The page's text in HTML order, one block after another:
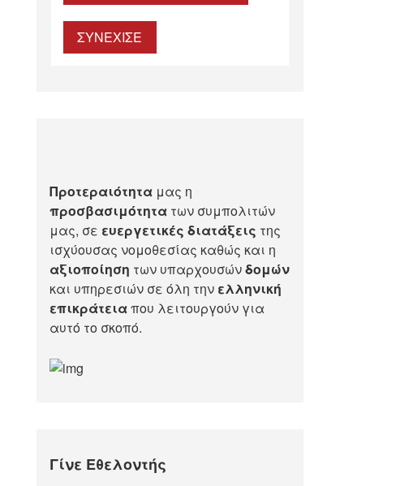
ΣΥΝΕΧΙΣΕ
Προτεραιότητα μας η
προσβασιμότητα των συμπολιτών
μας, σε ευεργετικές διατάξεις της
ισχύουσας νομοθεσίας καθώς και η
αξιοποίηση των υπαρχουσώνδομών
και υπηρεσιών σε όλη την ελληνική
επικράτειαπου λειτουργούν για
αυτό το σκοπό.​
Γίνε Εθελοντής